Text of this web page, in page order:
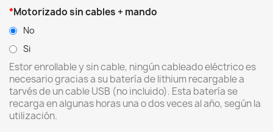
*Motorizado sin cables + mando
No
Si
Estor enrollable y sin cable, ningún cableado eléctrico es
necesario gracias a su batería de lithium recargable a
tarvés de un cable USB (no incluido). Esta batería se
recarga en algunas horas una o dos veces al año, según la
utilización.